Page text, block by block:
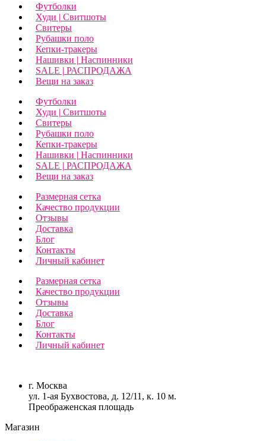
Футболки
Худи | Свитшоты
Свитеры
Рубашки поло
Кепки-тракеры
Нашивки | Наспинники
SALE | РАСПРОДАЖА
Вещи на заказ
Футболки
Худи | Свитшоты
Свитеры
Рубашки поло
Кепки-тракеры
Нашивки | Наспинники
SALE | РАСПРОДАЖА
Вещи на заказ
Размерная сетка
Качество продукции
Отзывы
Доставка
Блог
Контакты
Личный кабинет
Размерная сетка
Качество продукции
Отзывы
Доставка
Блог
Контакты
Личный кабинет
г. Москва
ул. 1-ая Бухвостова, д. 12/11, к. 10 м.
Преображенская площадь
Магазин